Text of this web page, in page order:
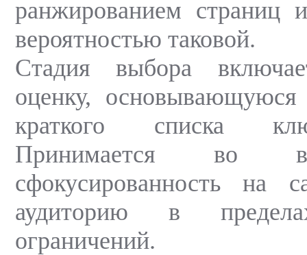
ранжированием страниц
вероятностью таковой.
Стадия выбора
оценку, основывающуюся
краткого списка
Принимается во
сфокусированность на
аудиторию в
ограничений.